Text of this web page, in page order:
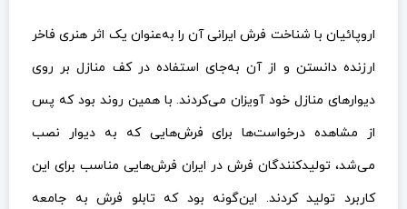
اروپائیان با شناخت فرش ایرانی آن را به‌عنوان یک اثر هنری فاخر
ارزنده دانستن و از آن به‌جای استفاده در کف منازل بر روی
دیوارهای منازل خود آویزان می‌کردند. با همین روند بود که پس
از مشاهده درخواست‌ها برای فرش‌هایی که به دیوار نصب
می‌شد، تولیدکنندگان فرش در ایران فرش‌هایی مناسب برای این
کاربرد تولید کردند. این‌گونه بود که تابلو فرش به جامعه